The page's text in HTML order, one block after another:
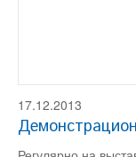
17.12.2013